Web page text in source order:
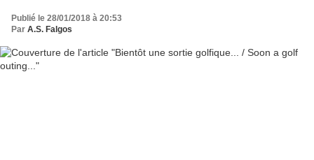
Publié le 28/01/2018 à 20:53
Par A.S. Falgos